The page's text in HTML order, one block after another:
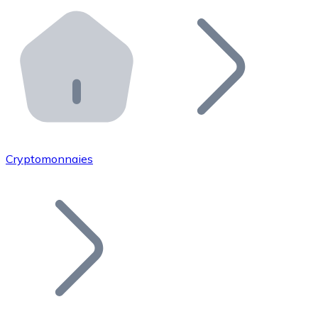
Distributeurs automatiques Bitnovo
Intégrez un ATM Bitnovo dans votre entreprise et
API Bitnovo
Intégrez notre API dans votre écosystème.
Rejoignez notre réseau de distributeurs et
Ajoutez le token de votre projet à notre service
Cryptomonnaies